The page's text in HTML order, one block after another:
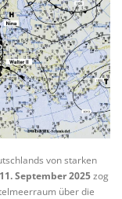
von starken
September 2025zog
über die